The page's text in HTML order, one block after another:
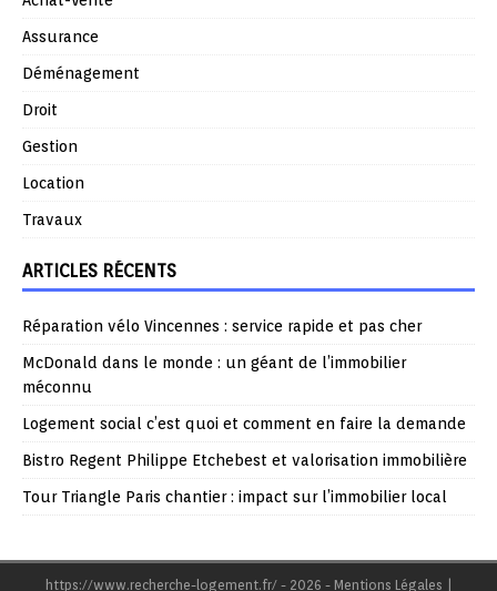
Assurance
Déménagement
Droit
Gestion
Location
Travaux
ARTICLES RÉCENTS
Réparation vélo Vincennes : service rapide et pas cher
McDonald dans le monde : un géant de l’immobilier
méconnu
Logement social c’est quoi et comment en faire la demande
Bistro Regent Philippe Etchebest et valorisation immobilière
Tour Triangle Paris chantier : impact sur l’immobilier local
https://www.recherche-logement.fr/ - 2026 - Mentions Légales